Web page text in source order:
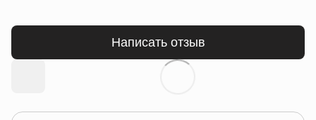
Написать отзыв